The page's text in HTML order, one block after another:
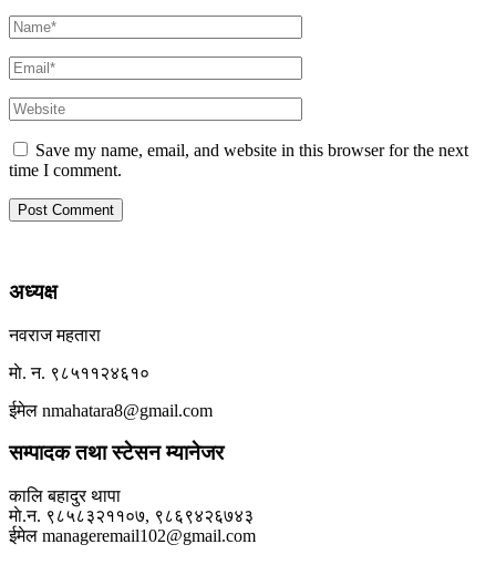
Save my name, email, and website in this browser for the next
time I comment.
अध्यक्ष
नवराज महतारा
माे. न. ९८५११२४६१०
ईमेल nmahatara8@gmail.com
सम्पादक तथा स्टेसन म्यानेजर
कालि बहादुर थापा
माे.न. ९८५८३२११०७, ९८६९४२६७४३
ईमेल manageremail102@gmail.com